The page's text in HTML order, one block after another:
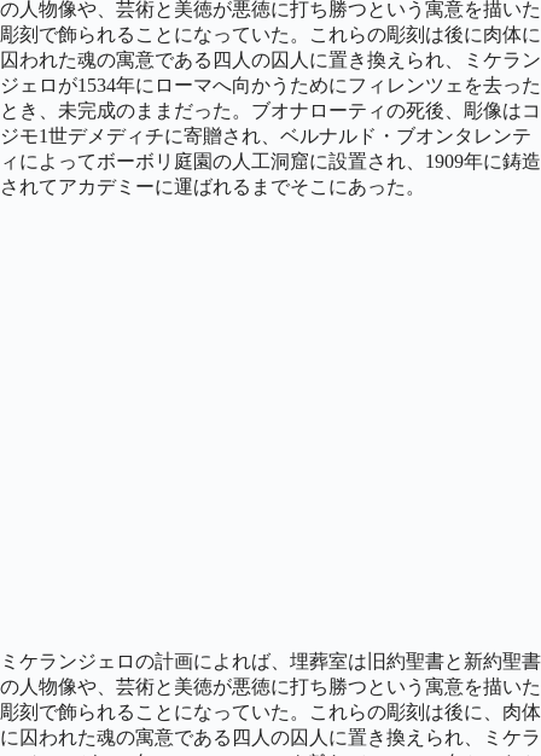
の人物像や、芸術と美徳が悪徳に打ち勝つという寓意を描いた
彫刻で飾られることになっていた。これらの彫刻は後に肉体に
囚われた魂の寓意である四人の囚人に置き換えられ、ミケラン
ジェロが1534年にローマへ向かうためにフィレンツェを去った
とき、未完成のままだった。ブオナローティの死後、彫像はコ
ジモ1世デメディチに寄贈され、ベルナルド・ブオンタレンテ
ィによってボーボリ庭園の人工洞窟に設置され、1909年に鋳造
されてアカデミーに運ばれるまでそこにあった。
ミケランジェロの計画によれば、埋葬室は旧約聖書と新約聖書
の人物像や、芸術と美徳が悪徳に打ち勝つという寓意を描いた
彫刻で飾られることになっていた。これらの彫刻は後に、肉体
に囚われた魂の寓意である四人の囚人に置き換えられ、ミケラ